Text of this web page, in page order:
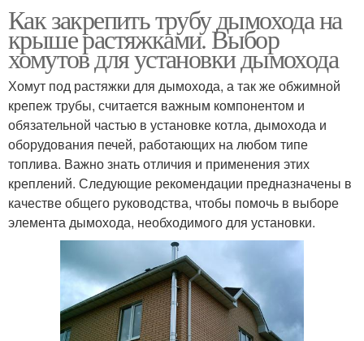
Как закрепить трубу дымохода на
крыше растяжками. Выбор
хомутов для установки дымохода
Хомут под растяжки для дымохода, а так же обжимной
крепеж трубы, считается важным компонентом и
обязательной частью в установке котла, дымохода и
оборудования печей, работающих на любом типе
топлива. Важно знать отличия и применения этих
креплений. Следующие рекомендации предназначены в
качестве общего руководства, чтобы помочь в выборе
элемента дымохода, необходимого для установки.